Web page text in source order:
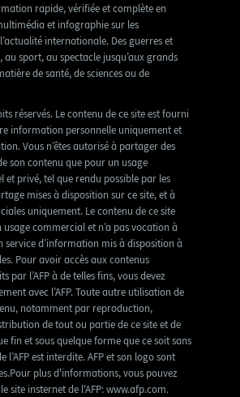
rapide, vérifiée et complète en
et infographie sur les
internationale. Des guerres et
sport, au spectacle jusqu’aux grands
de santé, de sciences ou de
réservés. Le contenu de ce site est fourni
information personnelle uniquement et
Vous n’êtes autorisé à partager des
son contenu que pour un usage
et privé, tel que rendu possible par les
mises à disposition sur ce site, et à
uniquement. Le contenu de ce site
usage commercial et n’a pas vocation à
service d’information mis à disposition à
Pour avoir accès aux contenus
par l’AFP à de telles fins, vous devez
avec l’AFP. Toute autre utilisation de
notamment par reproduction,
de tout ou partie de ce site et de
fin et sous quelque forme que ce soit sans
l’AFP est interdite. AFP et son logo sont
plus d'informations, vous pouvez
site insternet de l'AFP: www.afp.com.